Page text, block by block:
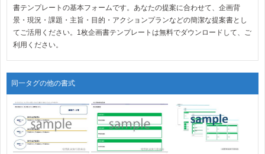
書テンプレートの基本フォームです。あなたの提案に合わせて、企画背
景・現況・課題・主旨・目的・アクションプランなどの簡潔な提案書とし
てご活用ください。1枚企画書テンプレートは無料でダウンロードして、ご
利用ください。
同一タグの他の書式